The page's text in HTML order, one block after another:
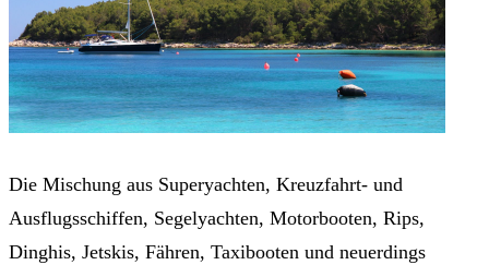
Die Mischung aus Superyachten, Kreuzfahrt- und
Ausflugsschiffen, Segelyachten, Motorbooten, Rips,
Dinghis, Jetskis, Fähren, Taxibooten und neuerdings